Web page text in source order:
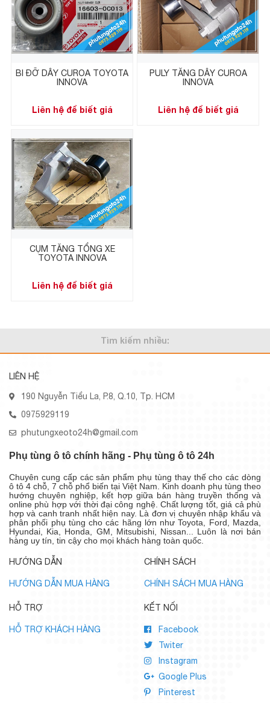
BI ĐỠ DÂY CUROA TOYOTA
INNOVA
Liên hệ để biết giá
PULY TĂNG DÂY CUROA
INNOVA
Liên hệ để biết giá
CỤM TĂNG TỔNG XE
TOYOTA INNOVA
Liên hệ để biết giá
Tìm kiếm nhiều:
LIÊN HỆ
190 Nguyễn Tiểu La, P.8, Q.10, Tp. HCM
0975929119
phutungxeoto24h@gmail.com
Phụ tùng ô tô chính hãng - Phụ tùng ô tô 24h
Chuyên cung cấp các sản phẩm phụ tùng thay thế cho các dòng
ô tô 4 chỗ, 7 chỗ phổ biến tại Việt Nam. Kinh doanh phụ tùng theo
hướng chuyên nghiệp, kết hợp giữa bán hàng truyền thống và
online phù hợp với thời đại công nghệ. Chất lượng tốt, giá cả phù
hợp và canh tranh nhất hiện nay. Là đơn vị chuyên nhập khẩu và
phân phối phụ tùng cho các hãng lớn như Toyota, Ford, Mazda,
Hyundai, Kia, Honda, GM, Mitsubishi, Nissan... Luôn là nơi bán
hàng uy tín, tin cậy cho mọi khách hàng toàn quốc.
HƯỚNG DẪN
HƯỚNG DẪN MUA HÀNG
CHÍNH SÁCH
CHÍNH SÁCH MUA HÀNG
HỖ TRỢ
HỖ TRỢ KHÁCH HÀNG
KẾT NỐI
Facebook
Twiter
Instagram
Google Plus
Pinterest